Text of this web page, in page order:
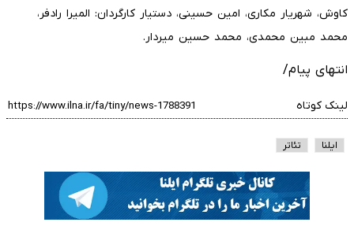
کاوش، شهریار مکاری، امین حسینی، دستیار کارگردان: المیرا رادفر،
محمد مبین محمدی، محمد حسین میردار.
انتهای پیام/
لینک کوتاه
ایلنا تئاتر